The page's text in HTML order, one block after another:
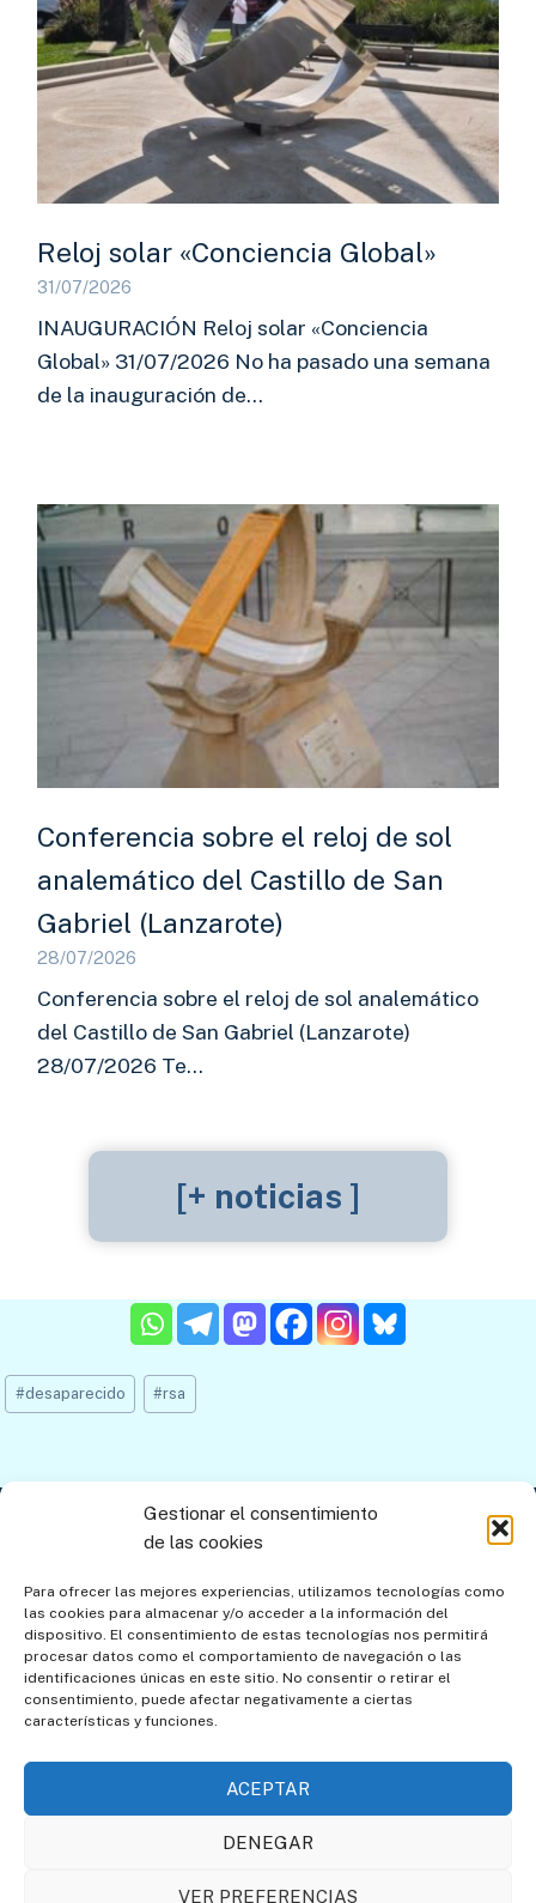
Gestionar el consentimiento
de las cookies
Para ofrecer las mejores experiencias, utilizamos tecnologías como
las cookies para almacenar y/o acceder a la información del
dispositivo. El consentimiento de estas tecnologías nos permitirá
procesar datos como el comportamiento de navegación o las
identificaciones únicas en este sitio. No consentir o retirar el
consentimiento, puede afectar negativamente a ciertas
características y funciones.
ACEPTAR
DENEGAR
VER PREFERENCIAS
Reloj solar «Conciencia Global»
31/07/2026
INAUGURACIÓN Reloj solar «Conciencia
Global» 31/07/2026 No ha pasado una semana
de la inauguración de…
Conferencia sobre el reloj de sol
analemático del Castillo de San
Gabriel (Lanzarote)
28/07/2026
Conferencia sobre el reloj de sol analemático
del Castillo de San Gabriel (Lanzarote)
28/07/2026 Te…
[+ noticias ]
Etiquetas
de
#desaparecido #rsa
Aviso legal
Política de cookies Mapa del sitio
Política de cookies (UE)
Societat Catalana de